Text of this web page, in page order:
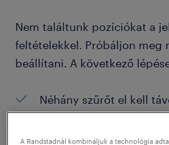
Nem találtunk pozíciókat a
feltételekkel. Próbáljon meg
beállítani. A következő
Néhány szűrőt el kell
Próbálja meg kibővíteni
A Randstadnál kombináljuk a technológia